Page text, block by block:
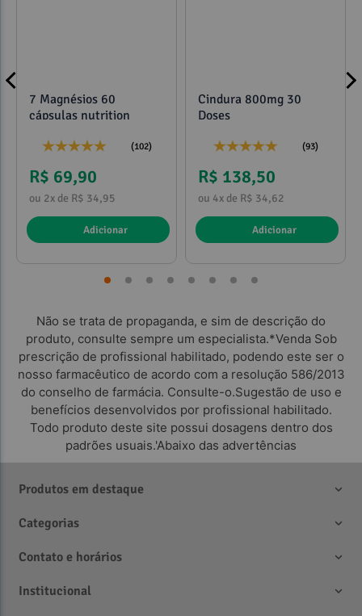
7 Magnésios 60
cápsulas nutrition
(102)
R$ 69,90
ou 2x de R$ 34,95
Adicionar
Cindura 800mg 30
Doses
(93)
R$ 138,50
ou 4x de R$ 34,62
Adicionar
Não se trata de propaganda, e sim de descrição do
produto, consulte sempre um especialista.*Venda Sob
prescrição de profissional habilitado, podendo este ser o
nosso farmacêutico de acordo com a resolução 586/2013
do conselho de farmácia. Consulte-o.Sugestão de uso e
benefícios desenvolvidos por profissional habilitado.
Todo produto deste site possui dosagens dentro dos
padrões usuais.'Abaixo das advertências
Produtos em destaque
Categorias
Contato e horários
Institucional